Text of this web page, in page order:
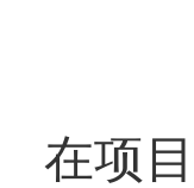
在项目